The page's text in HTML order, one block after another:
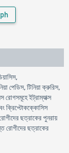
পেডিস, টিনিয়া ক্রুরিস,
রোগসমূহে ইট্রাম্যাক্স
ক্রিপ্টোকক্কোসিস
ছত্রাকের পুনরায়
রোগীদের ছত্রাকের